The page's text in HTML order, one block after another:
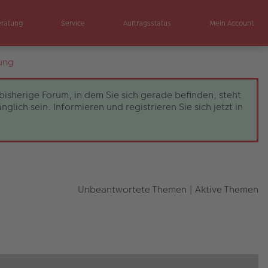
Service Auftragsstatus Mein Account
Forum, in dem Sie sich gerade befinden, steht
sein. Informieren und registrieren Sie sich jetzt in
Unbeantwortete Themen | Aktive Themen